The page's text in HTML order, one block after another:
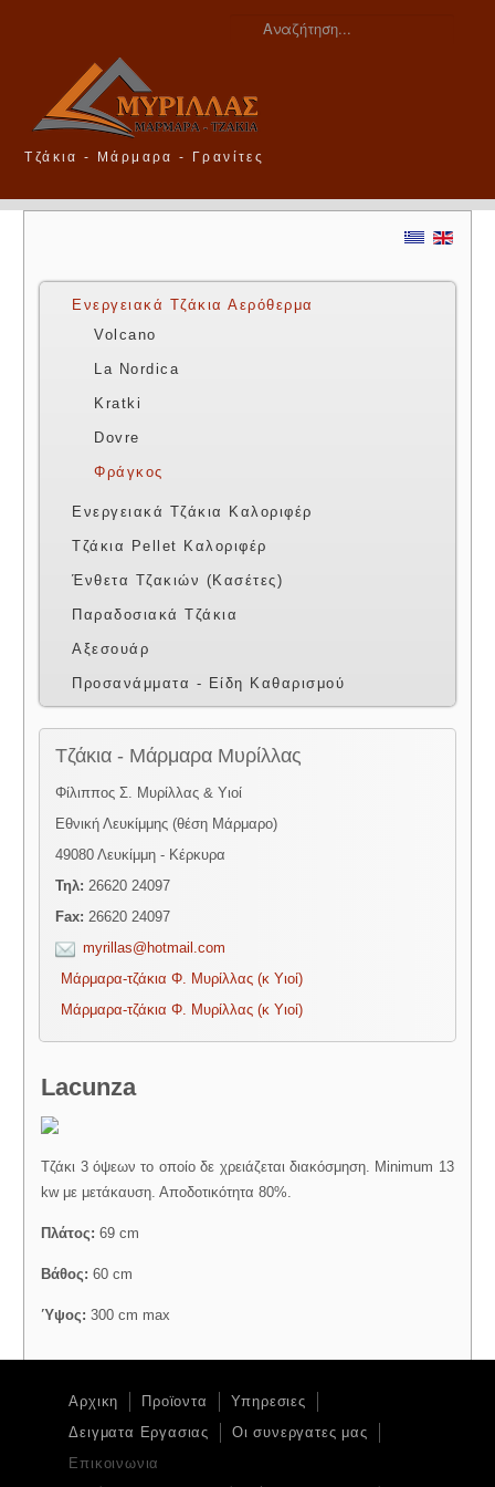
Τζάκια - Μάρμαρα - Γρανίτες
Ενεργειακά Τζάκια Αερόθερμα
Volcano
La Nordica
Kratki
Dovre
Φράγκος
Ενεργειακά Τζάκια Καλοριφέρ
Τζάκια Pellet Καλοριφέρ
Ένθετα Τζακιών (Κασέτες)
Παραδοσιακά Τζάκια
Αξεσουάρ
Προσανάμματα - Είδη Καθαρισμού
Τζάκια - Μάρμαρα Μυρίλλας
Φίλιππος Σ. Μυρίλλας & Υιοί
Εθνική Λευκίμμης (θέση Μάρμαρο)
49080 Λευκίμμη - Κέρκυρα
Τηλ:26620 24097
Fax:26620 24097
myrillas@hotmail.com
Μάρμαρα-τζάκια Φ. Μυρίλλας (κ Υιοί)
Μάρμαρα-τζάκια Φ. Μυρίλλας (κ Υιοί)
Lacunza
Τζάκι 3 όψεων το οποίο δε χρειάζεται διακόσμηση. Minimum 13
kw με μετάκαυση. Αποδοτικότητα 80%.
Πλάτος:69 cm
Βάθος:60 cm
Ύψος:300 cm max
Αρχικη Προϊοντα
Υπηρεσιες
Δειγματα Εργασιας
Οι συνεργατες μας
Επικοινωνια